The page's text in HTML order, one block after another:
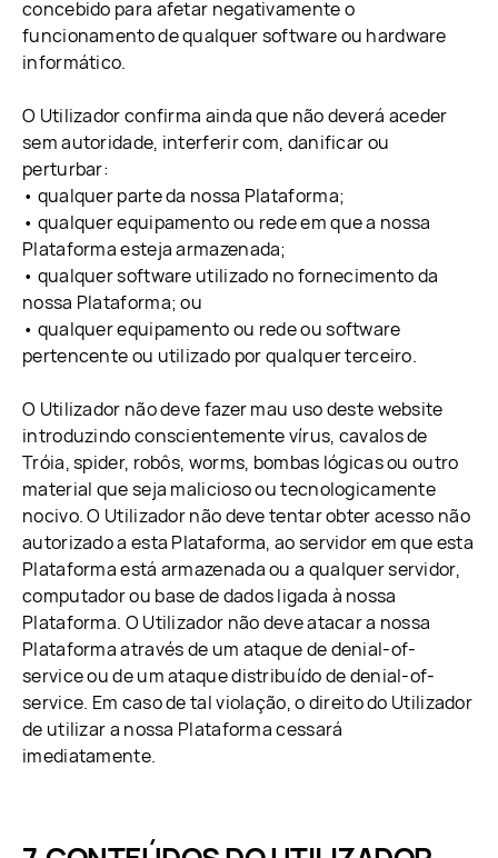
concebido para afetar negativamente o
funcionamento de qualquer software ou hardware
informático.
O Utilizador confirma ainda que não deverá aceder
sem autoridade, interferir com, danificar ou
perturbar:
• qualquer parte da nossa Plataforma;
• qualquer equipamento ou rede em que a nossa
Plataforma esteja armazenada;
• qualquer software utilizado no fornecimento da
nossa Plataforma; ou
• qualquer equipamento ou rede ou software
pertencente ou utilizado por qualquer terceiro.
O Utilizador não deve fazer mau uso deste website
introduzindo conscientemente vírus, cavalos de
Tróia, spider, robôs, worms, bombas lógicas ou outro
material que seja malicioso ou tecnologicamente
nocivo. O Utilizador não deve tentar obter acesso não
autorizado a esta Plataforma, ao servidor em que esta
Plataforma está armazenada ou a qualquer servidor,
computador ou base de dados ligada à nossa
Plataforma. O Utilizador não deve atacar a nossa
Plataforma através de um ataque de denial-of-
service ou de um ataque distribuído de denial-of-
service. Em caso de tal violação, o direito do Utilizador
de utilizar a nossa Plataforma cessará
imediatamente.